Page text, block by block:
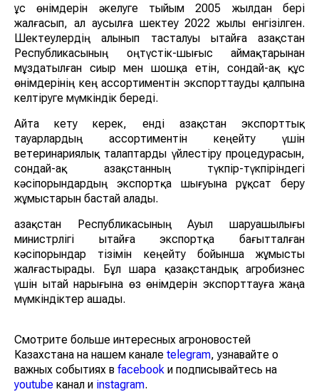
Құс өнімдерін әкелуге тыйым 2005 жылдан бері
жалғасып, ал аусылға шектеу 2022 жылы енгізілген.
Шектеулердің алынып тасталуы Қытайға Қазақстан
Республикасының оңтүстік-шығыс аймақтарынан
мұздатылған сиыр мен шошқа етін, сондай-ақ құс
өнімдерінің кең ассортиментін экспорттауды қалпына
келтіруге мүмкіндік береді.
Айта кету керек, енді Қазақстан экспорттық
тауарлардың ассортиментін кеңейту үшін
ветеринариялық талаптарды үйлестіру процедурасын,
сондай-ақ Қазақстанның түкпір-түкпіріндегі
кәсіпорындардың экспортқа шығуына рұқсат беру
жұмыстарын бастай алады.
Қазақстан Республикасының Ауыл шаруашылығы
министрлігі Қытайға экспортқа бағытталған
кәсіпорындар тізімін кеңейту бойынша жұмысты
жалғастырады. Бұл шара қазақстандық агробизнес
үшін Қытай нарығына өз өнімдерін экспорттауға жаңа
мүмкіндіктер ашады.
Смотрите больше интересных агроновостей
Казахстана на нашем канале telegram, узнавайте о
важных событиях в facebook и подписывайтесь на
youtube канал и instagram.